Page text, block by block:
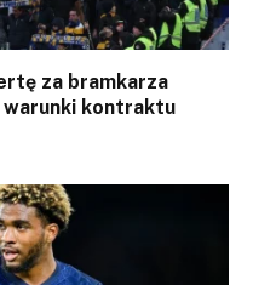
za bramkarza
warunki kontraktu